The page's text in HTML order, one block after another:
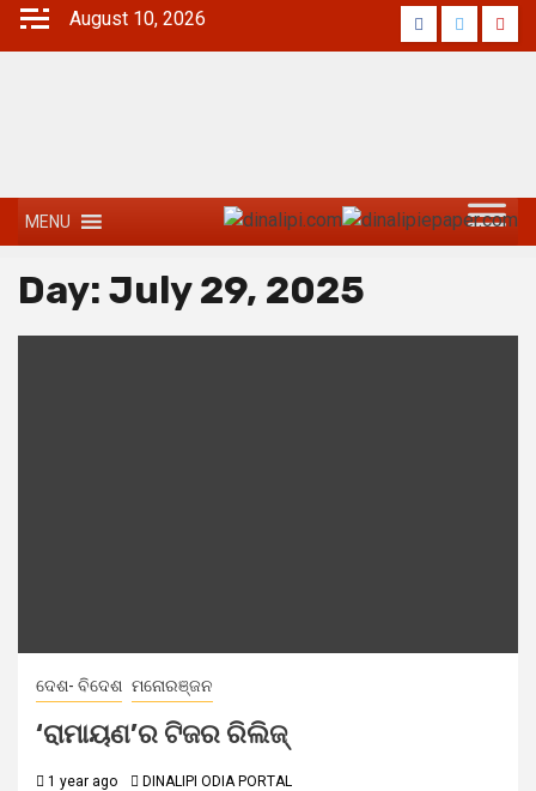
August 10, 2026
MENU
Day: July 29, 2025
ଦେଶ- ବିଦେଶ ମନୋରଞ୍ଜନ
‘ରାମାୟଣ’ର ଟିଜର ରିଲିଜ୍
1 year ago DINALIPI ODIA PORTAL